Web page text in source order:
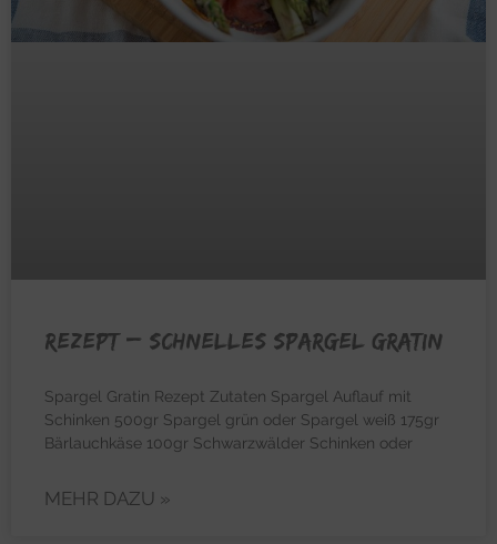
REZEPT – Schnelles Spargel Gratin
Spargel Gratin Rezept Zutaten Spargel Auflauf mit
Schinken 500gr Spargel grün oder Spargel weiß 175gr
Bärlauchkäse 100gr Schwarzwälder Schinken oder
MEHR DAZU »